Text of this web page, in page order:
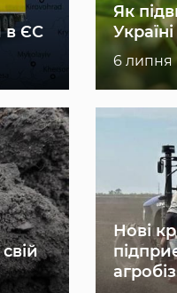
в ЄС
Як
Україні
6 липня
Нові